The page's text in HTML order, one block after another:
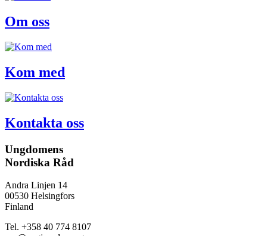
Om oss
Kom med
Kontakta oss
Ungdomens
Nordiska Råd
Andra Linjen 14
00530 Helsingfors
Finland
Tel. +358 40 774 8107